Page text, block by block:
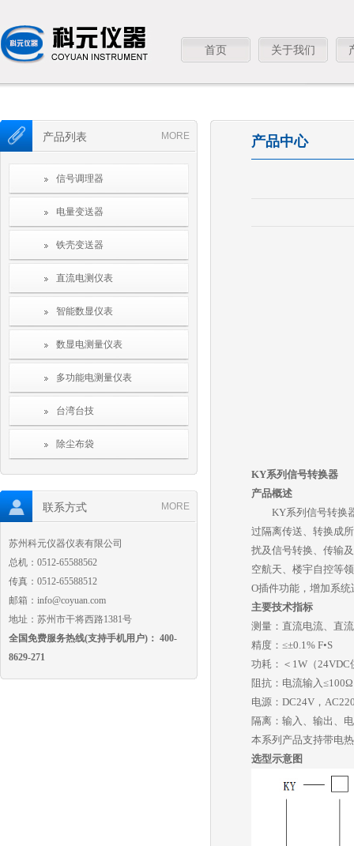
首页 关于我们
MORE
产品列表
信号调理器
电量变送器
铁壳变送器
直流电测仪表
智能数显仪表
数显电测量仪表
多功能电测量仪表
台湾台技
除尘布袋
MORE
联系方式
苏州科元仪器仪表有限公司
总机：0512-65588562
传真：0512-65588512
邮箱：info@coyuan.com
地址：苏州市干将西路1381号
全国免费服务热线(支持手机用户)： 400-
8629-271
产品中心
KY系列信号转换器
产品概述
KY系列信号转换器(
过隔离传送、转换成
扰及信号转换、传输
空航天、楼宇自控等
O插件功能，增加系
主要技术指标
测量：直流电流、直
精度：≤±0.1% F•S
功耗：＜1W（24VDC
阻抗：电流输入
电源：DC24V，
隔离：输入、输出、
本系列产品支持带电
选型示意图